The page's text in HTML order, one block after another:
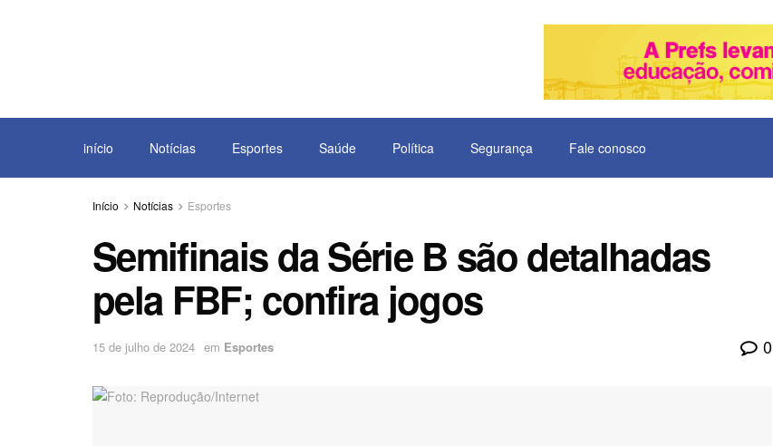
início Notícias Esportes Saúde Política Segurança Fale conosco
Início Notícias Esportes
Semifinais da Série B são detalhadas
pela FBF; confira jogos
15 de julho de 2024 em Esportes 0